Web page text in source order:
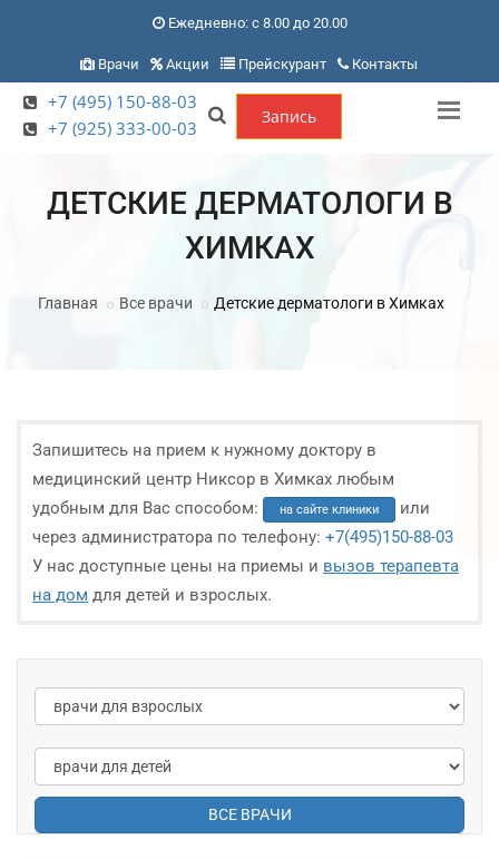
Ежедневно: с 8.00 до 20.00
Врачи Акции Прейскурант Контакты
+7 (495) 150-88-03
+7 (925) 333-00-03
Запись
ДЕТСКИЕ ДЕРМАТОЛОГИ В
ХИМКАХ
Главная Все врачи Детские дерматологи в Химках
Запишитесь на прием к нужному доктору в
медицинский центр Никсор в Химках любым
удобным для Вас способом:
на сайте клиники
или
через администратора по телефону: +7(495)150-88-03
У нас доступные цены на приемы и вызов терапевта
на дом для детей и взрослых.
ВСЕ ВРАЧИ